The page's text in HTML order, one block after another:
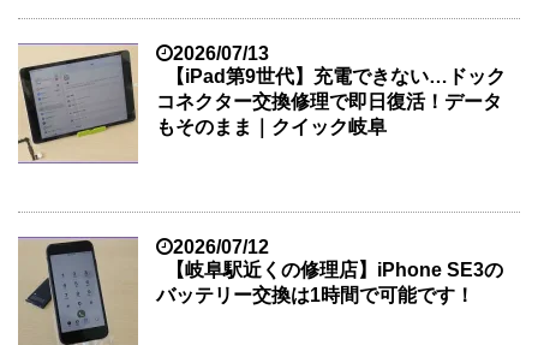
2026/07/13
【iPad第9世代】充電できない…ドック
コネクター交換修理で即日復活！データ
もそのまま｜クイック岐阜
2026/07/12
【岐阜駅近くの修理店】iPhone SE3の
バッテリー交換は1時間で可能です！